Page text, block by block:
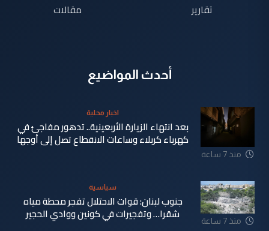
تقارير
مقالات
أحدث المواضيع
منذ 7 ساعة
اخبار محلية
بعد انتهاء الزيارة الأربعينية.. تدهور مفاجئ في
كهرباء كربلاء وساعات الانقطاع تصل إلى أوجها
منذ 7 ساعة
سياسية
جنوب لبنان: قوات الاحتلال تفجر محطة مياه
شقرا… وتفجيرات في كونين ووادي الحجير